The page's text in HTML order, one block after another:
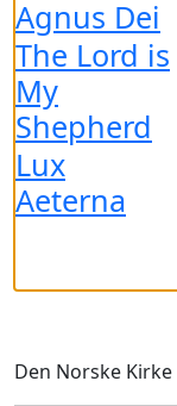
Agnus Dei
The Lord is
My
Shepherd
Lux
Aeterna
Den Norske Kirke